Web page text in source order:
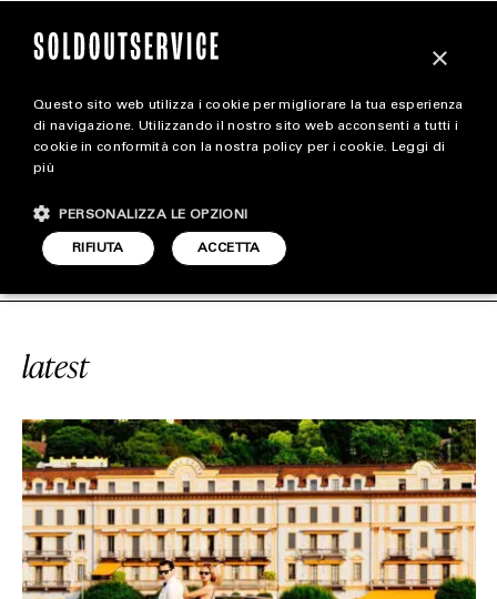
magazine
STYLE
FOOTWEAR
#ULTRA RICCHI
latest
×
Questo sito web utilizza i cookie per migliorare la tua esperienza
di navigazione. Utilizzando il nostro sito web acconsenti a tutti i
cookie in conformità con la nostra policy per i cookie. Leggi di
più
ACCETTA
RIFIUTA
PERSONALIZZA LE OPZIONI